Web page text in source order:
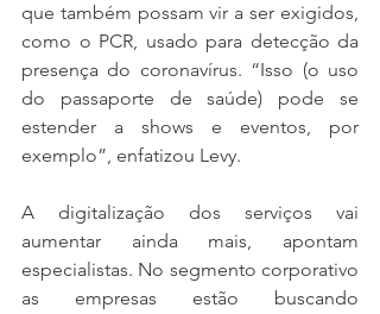
que também possam vir a ser exigidos,
como o PCR, usado para detecção da
presença do coronavírus. “Isso (o uso
do passaporte de saúde) pode se
estender a shows e eventos, por
exemplo”, enfatizou Levy.
A digitalização dos serviços vai
aumentar ainda mais, apontam
especialistas. No segmento corporativo
as empresas estão buscando